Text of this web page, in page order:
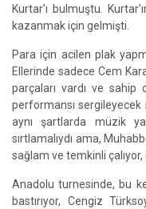
Kurtar’ı bulmuştu.
kazanmak için gelmişti.
Para için acilen plak
Ellerinde sadece Cem
parçaları vardı ve sahip
performansı
aynı şartlarda müzik
sırtlamalıydı ama,
sağlam ve temkinli
Anadolu turnesinde, bu
bastırıyor, Cengiz